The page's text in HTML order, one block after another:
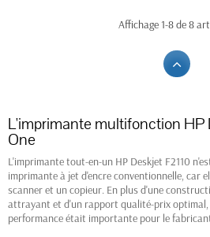
Affichage 1-8 de 8
L'imprimante multifonction HP
One
L'imprimante tout-en-un HP Deskjet F2110
imprimante à jet d'encre conventionnelle, car
scanner et un copieur. En plus d'une
attrayant et d'un rapport qualité-prix optimal,
performance était importante pour le